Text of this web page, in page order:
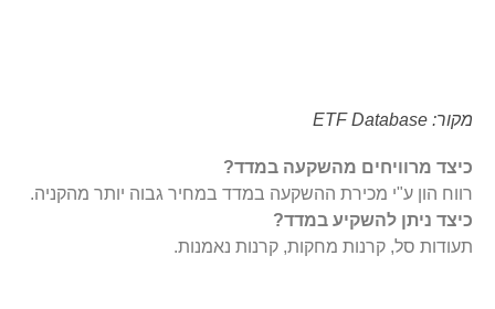
מקור: ETF Database
כיצד מרוויחים מהשקעה במדד?
רווח הון ע"י מכירת ההשקעה במדד במחיר גבוה יותר מהקניה.
כיצד ניתן להשקיע במדד?
תעודות סל, קרנות מחקות, קרנות נאמנות.